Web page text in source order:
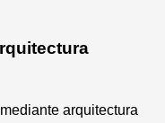
arquitectura